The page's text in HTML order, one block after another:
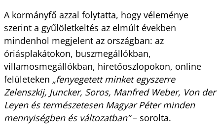
A kormányfő azzal folytatta, hogy véleménye
szerint a gyűlöletkeltés az elmúlt években
mindenhol megjelent az országban: az
óriásplakátokon, buszmegállókban,
villamosmegállókban, hiretőoszlopokon, online
felületeken „fenyegetett minket egyszerre
Zelenszkij, Juncker, Soros, Manfred Weber, Von der
Leyen és természetesen Magyar Péter minden
mennyiségben és változatban”– sorolta.